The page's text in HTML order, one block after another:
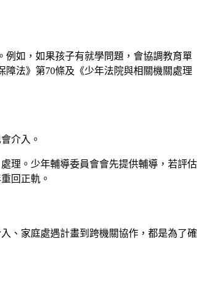
例如，如果孩子有就學問題，會協調教育單
法》第70條及《少年法院與相關機關處理
介入。
理。少年輔導委員會會先提供輔導，若評估
回正軌。
、家庭處遇計畫到跨機關協作，都是為了確